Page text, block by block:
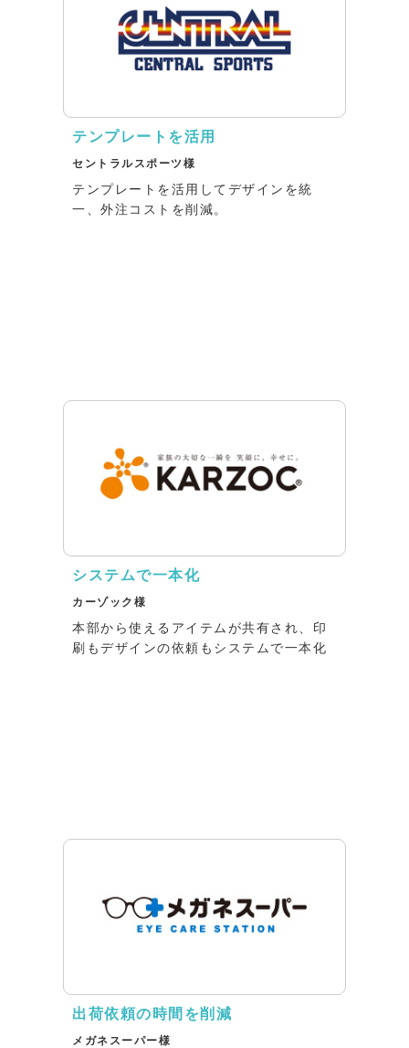
テンプレートを活用
セントラルスポーツ様
テンプレートを活用してデザインを統
一、外注コストを削減。
システムで一本化
カーゾック様
本部から使えるアイテムが共有され、印
刷もデザインの依頼もシステムで一本化
出荷依頼の時間を削減
メガネスーパー様